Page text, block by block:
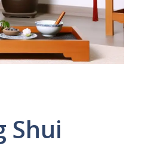
Shui